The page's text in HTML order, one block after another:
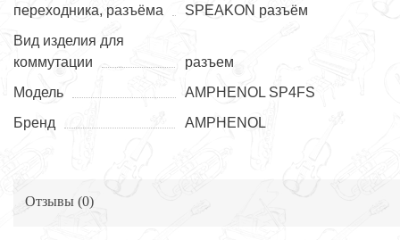
переходника, разъёма
SPEAKON разъём
Вид изделия для
коммутации
разъем
Модель
AMPHENOL SP4FS
Бренд
AMPHENOL
Отзывы (0)